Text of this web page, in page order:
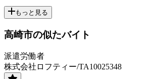
もっと見る
高崎市の似たバイト
派遣労働者
株式会社ロフティー/TA10025348